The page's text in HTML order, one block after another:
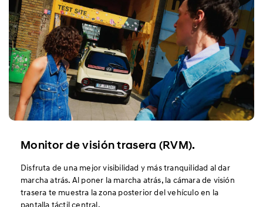
Monitor de visión trasera (RVM).
Disfruta de una mejor visibilidad y más tranquilidad al dar
marcha atrás. Al poner la marcha atrás, la cámara de visión
trasera te muestra la zona posterior del vehículo en la
pantalla táctil central.